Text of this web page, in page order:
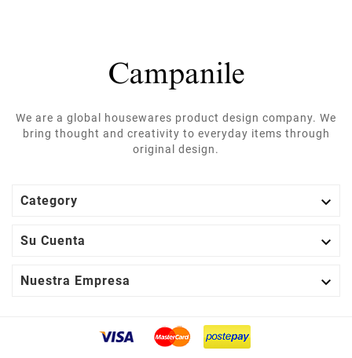
We are a global housewares product design company. We
bring thought and creativity to everyday items through
original design.
Category 
Su Cuenta 
Nuestra Empresa 